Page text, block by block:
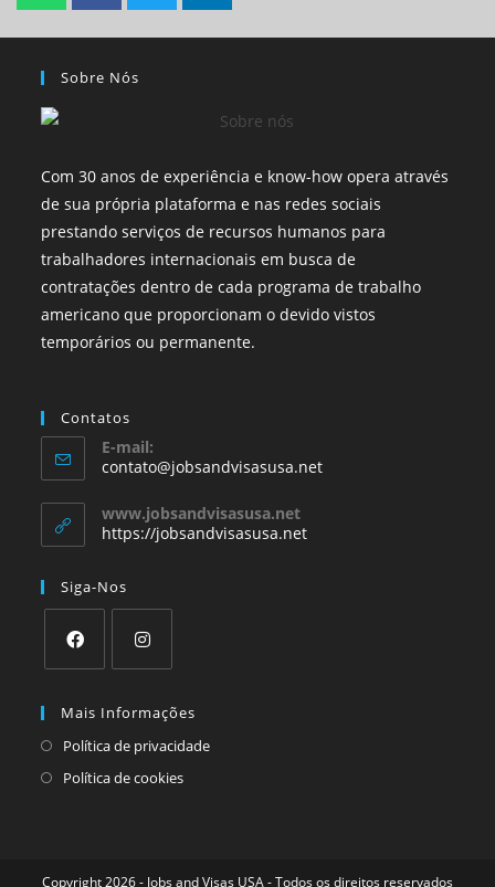
Sobre Nós
Com 30 anos de experiência e know-how opera através
de sua própria plataforma e nas redes sociais
prestando serviços de recursos humanos para
trabalhadores internacionais em busca de
contratações dentro de cada programa de trabalho
americano que proporcionam o devido vistos
temporários ou permanente.
Contatos
E-mail:
contato@jobsandvisasusa.net
www.jobsandvisasusa.net
https://jobsandvisasusa.net
Siga-Nos
Mais Informações
Política de privacidade
Política de cookies
Copyright 2026 - Jobs and Visas USA - Todos os direitos reservados